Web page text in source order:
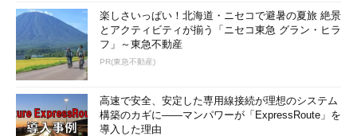
楽しさいっぱい！北海道・ニセコで避暑の夏旅 絶景
とアクティビティが揃う「ニセコ東急 グラン・ヒラ
フ」～東急不動産
PR(東急不動産)
高速で安全、安定した専用線接続が理想のシステム
構築のカギに――マンパワーが「ExpressRoute」を
導入した理由